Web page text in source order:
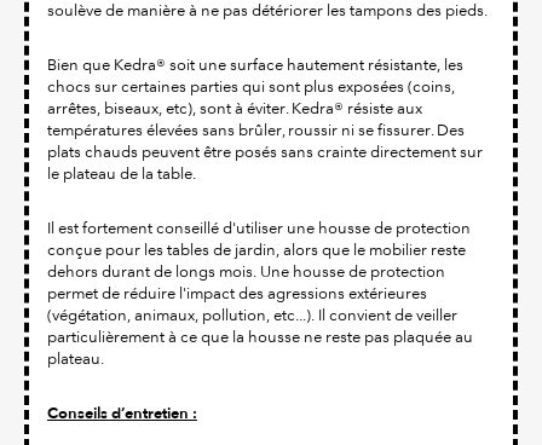
soulève de manière à ne pas détériorer les tampons des pieds.
Bien que Kedra® soit une surface hautement résistante, les
chocs sur certaines parties qui sont plus exposées (coins,
arrêtes, biseaux, etc), sont à éviter. Kedra® résiste aux
températures élevées sans brûler, roussir ni se fissurer. Des
plats chauds peuvent être posés sans crainte directement sur
le plateau de la table.
Il est fortement conseillé d'utiliser une housse de protection
conçue pour les tables de jardin, alors que le mobilier reste
dehors durant de longs mois. Une housse de protection
permet de réduire l'impact des agressions extérieures
(végétation, animaux, pollution, etc...). Il convient de veiller
particulièrement à ce que la housse ne reste pas plaquée au
plateau.
Conseils d’entretien :